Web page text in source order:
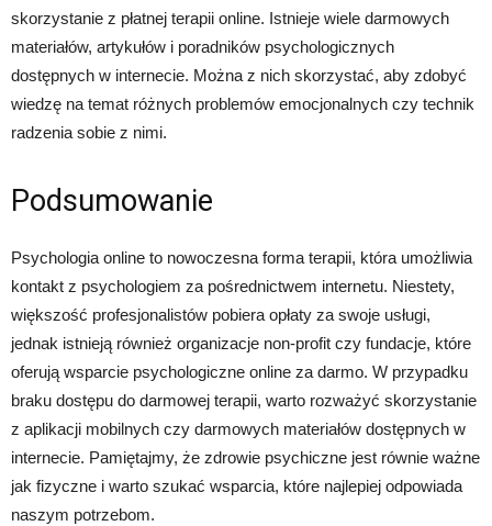
skorzystanie z płatnej terapii online. Istnieje wiele darmowych
materiałów, artykułów i poradników psychologicznych
dostępnych w internecie. Można z nich skorzystać, aby zdobyć
wiedzę na temat różnych problemów emocjonalnych czy technik
radzenia sobie z nimi.
Podsumowanie
Psychologia online to nowoczesna forma terapii, która umożliwia
kontakt z psychologiem za pośrednictwem internetu. Niestety,
większość profesjonalistów pobiera opłaty za swoje usługi,
jednak istnieją również organizacje non-profit czy fundacje, które
oferują wsparcie psychologiczne online za darmo. W przypadku
braku dostępu do darmowej terapii, warto rozważyć skorzystanie
z aplikacji mobilnych czy darmowych materiałów dostępnych w
internecie. Pamiętajmy, że zdrowie psychiczne jest równie ważne
jak fizyczne i warto szukać wsparcia, które najlepiej odpowiada
naszym potrzebom.